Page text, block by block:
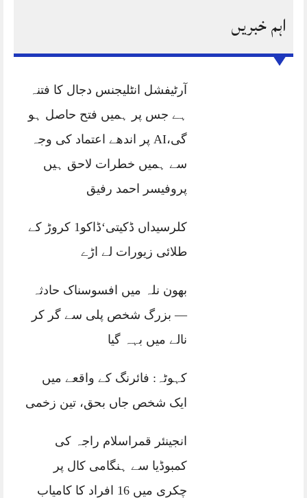
اہم خبریں
آرٹیفشل انٹلیجنس دجال کا فتنہ
ہے جس پر ہمیں فتح حاصل ہو
گی،AI پر اندھے اعتماد کی وجہ
سے ہمیں خطرات لاحق ہیں
پروفیسر احمد رفیق
کلرسیداں ڈکیتی‘ڈاکو1 کروڑ کے
طلائی زیورات لے اڑے
بھون نلہ میں افسوسناک حادثہ
— بزرگ شخص پلی سے گر کر
نالے میں بہہ گیا
کہوٹہ: فائرنگ کے واقعے میں
ایک شخص جاں بحق، تین زخمی
انجینئر قمراسلام راجہ کی
کمبوڈیا سے ہنگامی کال پر
چکری میں 16 افراد کا کامیاب